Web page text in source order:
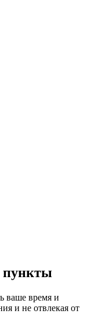
пункты
время и
и не отвлекая от